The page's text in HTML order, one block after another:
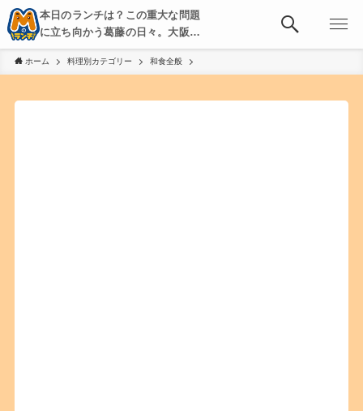
本日のランチは？この重大な問題
に立ち向かう葛藤の日々。大阪・
京都・神戸を中心とした食べ歩
き、飲み歩きを綴る。
ホーム 料理別カテゴリー 和食全般